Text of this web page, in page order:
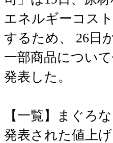
エネルギーコス
するため、 26日
一部商品につい
発表した。
【一覧】まぐろ
発表された値上